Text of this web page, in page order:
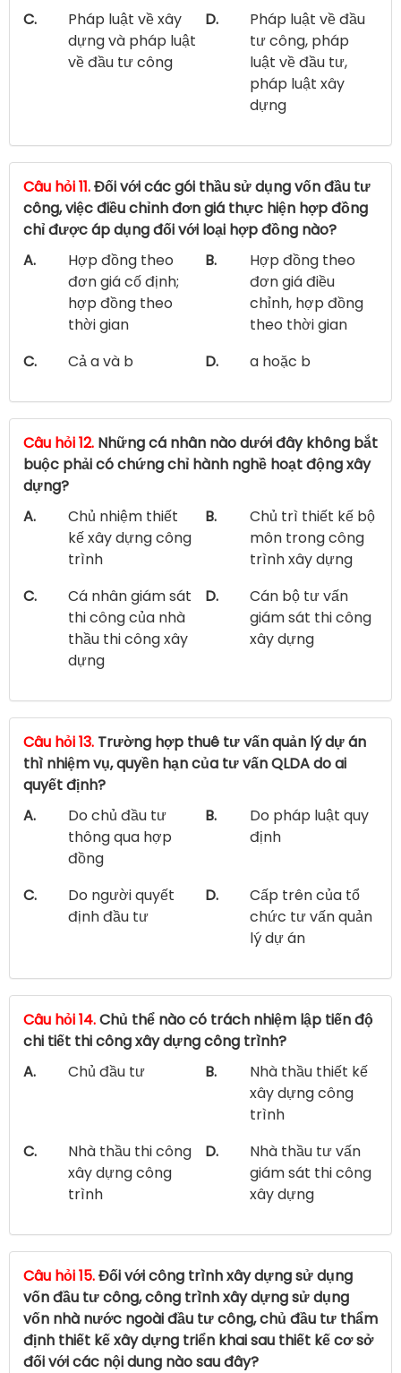
C.
Pháp luật về xây
dựng và pháp luật
về đầu tư công
D.
Pháp luật về đầu
tư công, pháp
luật về đầu tư,
pháp luật xây
dựng
Câu hỏi 11.Đối với các gói thầu sử dụng vốn đầu tư
công, việc điều chỉnh đơn giá thực hiện hợp đồng
chỉ được áp dụng đối với loại hợp đồng nào?
A.
Hợp đồng theo
đơn giá cố định;
hợp đồng theo
thời gian
B.
Hợp đồng theo
đơn giá điều
chỉnh, hợp đồng
theo thời gian
C.
Cả a và b D. a hoặc b
Câu hỏi 12. Những cá nhân nào dưới đây không bắt
buộc phải có chứng chỉ hành nghề hoạt động xây
dựng?
A.
Chủ nhiệm thiết
kế xây dựng công
trình
B.
Chủ trì thiết kế bộ
môn trong công
trình xây dựng
C.
Cá nhân giám sát
thi công của nhà
thầu thi công xây
dựng
D.
Cán bộ tư vấn
giám sát thi công
xây dựng
Câu hỏi 13. Trường hợp thuê tư vấn quản lý dự án
thì nhiệm vụ, quyền hạn của tư vấn QLDA do ai
quyết định?
A.
Do chủ đầu tư
thông qua hợp
đồng
B.
Do pháp luật quy
định
C.
Do người quyết
định đầu tư
D.
Cấp trên của tổ
chức tư vấn quản
lý dự án
Câu hỏi 14.Chủ thể nào có trách nhiệm lập tiến độ
chi tiết thi công xây dựng công trình?
A.
Chủ đầu tư B.
Nhà thầu thiết kế
xây dựng công
trình
C.
Nhà thầu thi công
xây dựng công
trình
D.
Nhà thầu tư vấn
giám sát thi công
xây dựng
Câu hỏi 15.Đối với công trình xây dựng sử dụng
vốn đầu tư công, công trình xây dựng sử dụng
vốn nhà nước ngoài đầu tư công, chủ đầu tư thẩm
định thiết kế xây dựng triển khai sau thiết kế cơ sở
đối với các nội dung nào sau đây?